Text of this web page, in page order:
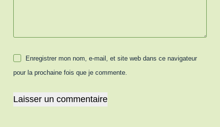
Enregistrer mon nom, e-mail, et site web dans ce navigateur
pour la prochaine fois que je commente.
Laisser un commentaire